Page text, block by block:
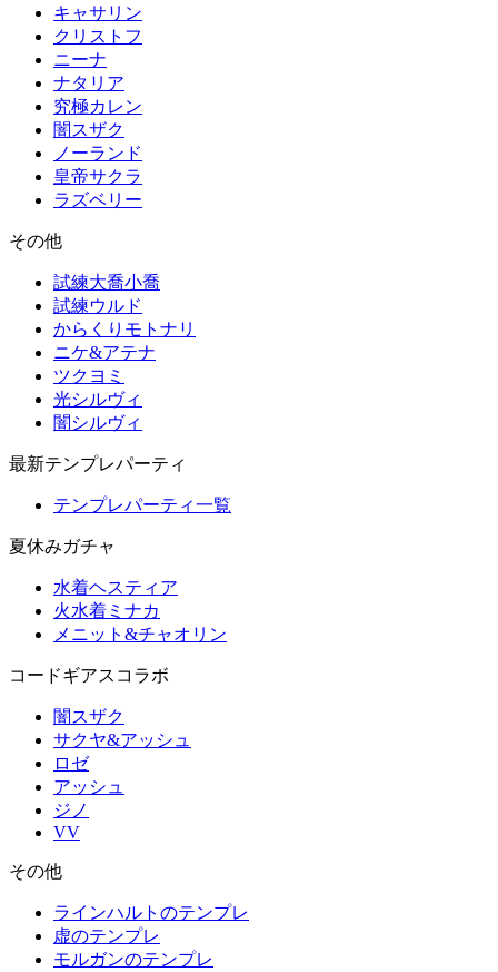
キャサリン
クリストフ
ニーナ
ナタリア
究極カレン
闇スザク
ノーランド
皇帝サクラ
ラズベリー
その他
試練大喬小喬
試練ウルド
からくりモトナリ
ニケ&アテナ
ツクヨミ
光シルヴィ
闇シルヴィ
最新テンプレパーティ
テンプレパーティ一覧
夏休みガチャ
水着ヘスティア
火水着ミナカ
メニット&チャオリン
コードギアスコラボ
闇スザク
サクヤ&アッシュ
ロゼ
アッシュ
ジノ
VV
その他
ラインハルトのテンプレ
虚のテンプレ
モルガンのテンプレ